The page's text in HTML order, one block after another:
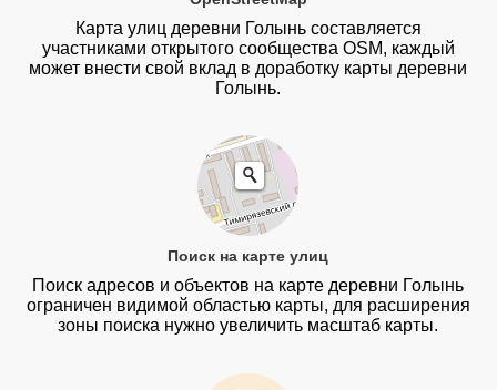
Карта улиц деревни Голынь составляется
участниками открытого сообщества OSM, каждый
может внести свой вклад в доработку карты деревни
Голынь.
Поиск на карте улиц
Поиск адресов и объектов на карте деревни Голынь
ограничен видимой областью карты, для расширения
зоны поиска нужно увеличить масштаб карты.